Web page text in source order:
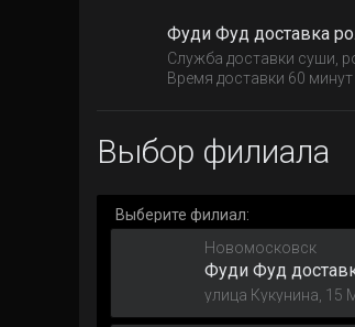
Фуди Фуд доставка
Служба доставки суши,
Время доставки 60
Выбор филиала
Выберите филиал:
Новомосковск
Фуди Фуд
улица Кукунина, 15